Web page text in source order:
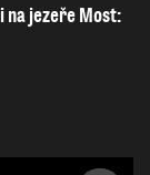
jezeře Most: